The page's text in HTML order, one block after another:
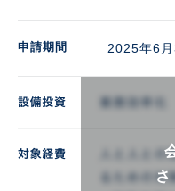
申請期間 2025年6